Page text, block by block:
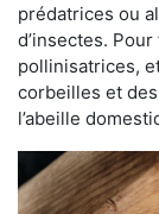
prédatrices ou
d’insectes.
pollinisatrices,
corbeilles et
l’abeille